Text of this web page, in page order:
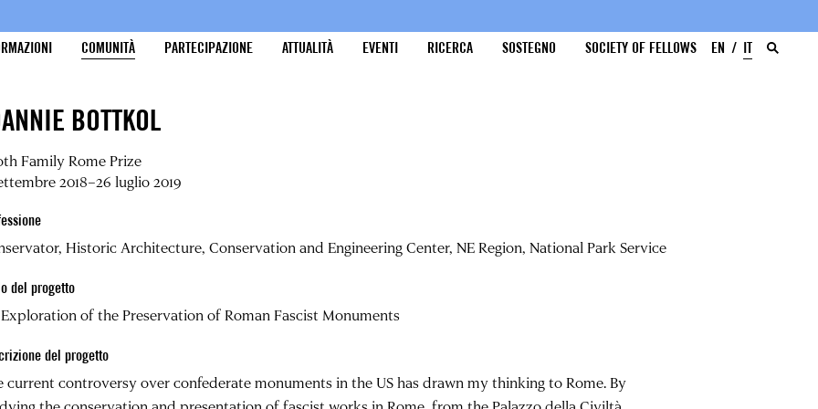
COMUNITÀ PARTECIPAZIONE ATTUALITÀ EVENTI RICERCA SOSTEGNO SOCIETY OF FELLOWS EN IT
BOTTKOL
Family Rome Prize
2018–26 luglio 2019
Historic Architecture, Conservation and Engineering Center, NE Region, National Park Service
del progetto
of the Preservation of Roman Fascist Monuments
del progetto
current controversy over confederate monuments in the US has drawn my thinking to Rome. By